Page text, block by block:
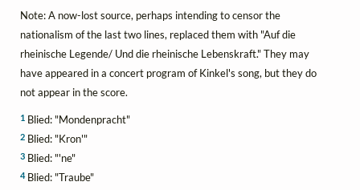
Note: A now-lost source, perhaps intending to censor the
nationalism of the last two lines, replaced them with "Auf die
rheinische Legende/ Und die rheinische Lebenskraft." They may
have appeared in a concert program of Kinkel's song, but they do
not appear in the score.
1Blied: "Mondenpracht"
2Blied: "Kron'"
3Blied: "'ne"
4Blied: "Traube"